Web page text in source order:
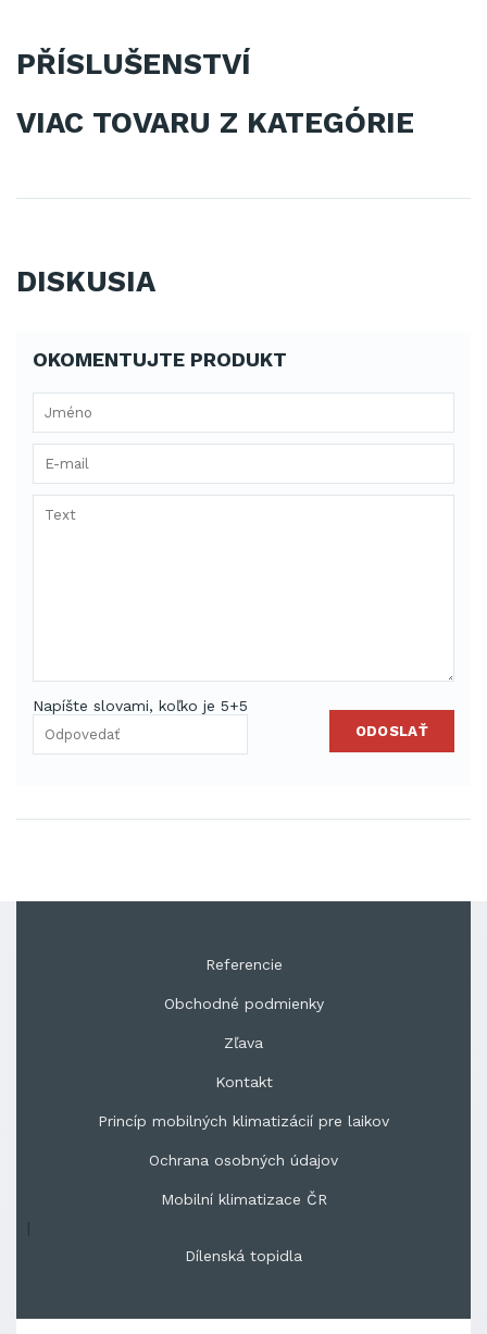
PŘÍSLUŠENSTVÍ
VIAC TOVARU Z KATEGÓRIE
DISKUSIA
OKOMENTUJTE PRODUKT
Napíšte slovami, koľko je 5+5
ODOSLAŤ
Referencie
Obchodné podmienky
Zľava
Kontakt
Princíp mobilných klimatizácií pre laikov
Ochrana osobných údajov
Mobilní klimatizace ČR
|
Dílenská topidla